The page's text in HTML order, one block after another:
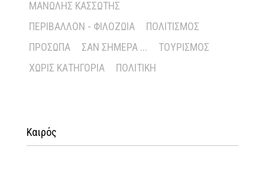
ΜΑΝΏΛΗΣ ΚΑΣΣΏΤΗΣ
ΠΕΡΙΒΆΛΛΟΝ - ΦΙΛΟΖΩΊΑ
ΠΟΛΙΤΙΣΜΌΣ
ΠΡΌΣΩΠΑ
ΣΑΝ ΣΉΜΕΡΑ ...
ΤΟΥΡΙΣΜΌΣ
ΧΩΡΊΣ ΚΑΤΗΓΟΡΊΑ
ΠΟΛΙΤΙΚΉ
Καιρός